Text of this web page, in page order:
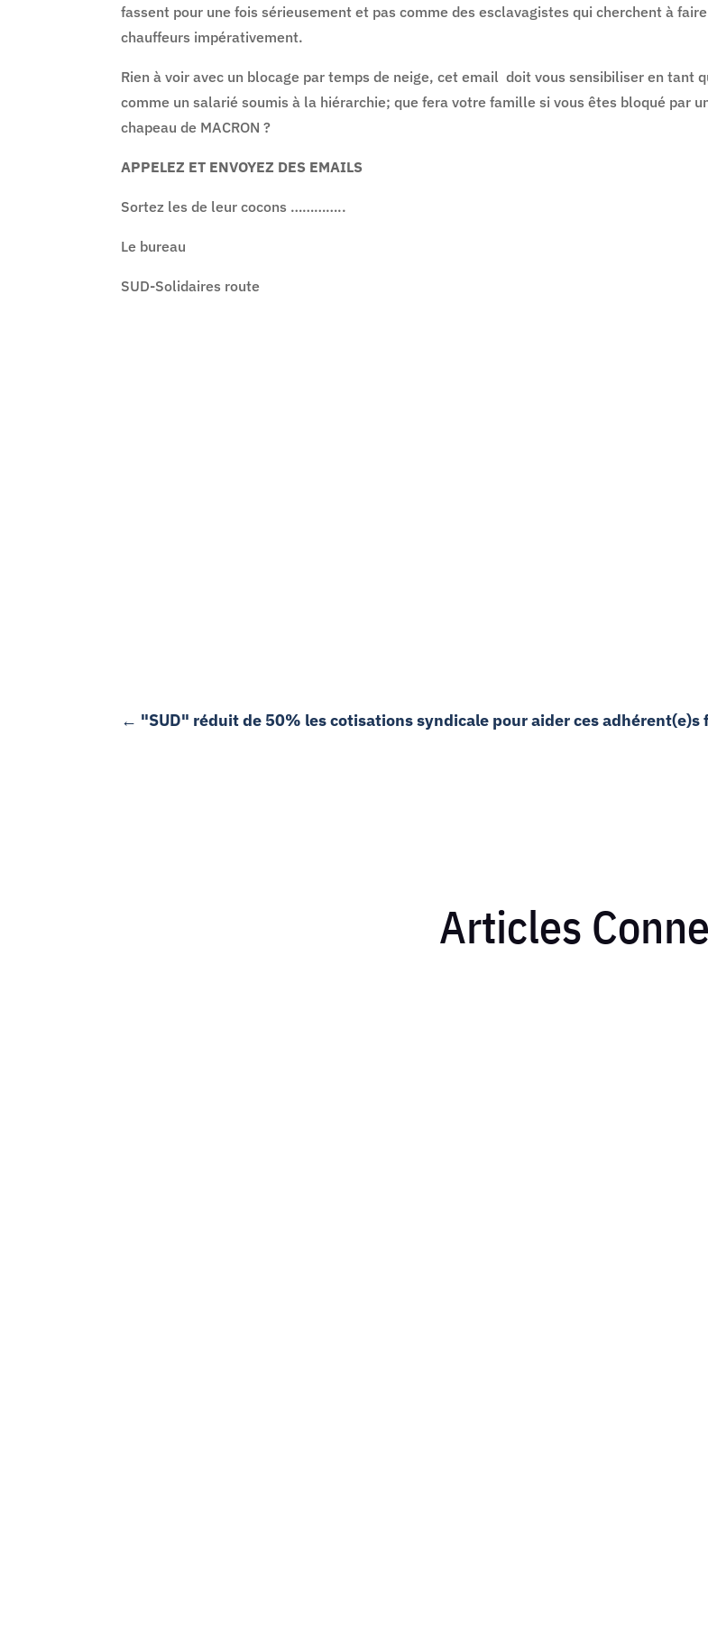
fassent pour une fois sérieusement et pas comme des esclavagistes qui cherchent à
chauffeurs impérativement.
Rien à voir avec un blocage par temps de neige, cet email doit vous sensibiliser en tant
comme un salarié soumis à la hiérarchie; que fera votre famille si vous êtes bloqué par
chapeau de MACRON ?
APPELEZ ET ENVOYEZ DES EMAILS
Sortez les de leur cocons …………..
Le bureau
SUD-Solidaires route
← "SUD" réduit de 50% les cotisations syndicale pour aider ces adhérent(e)s
Articles